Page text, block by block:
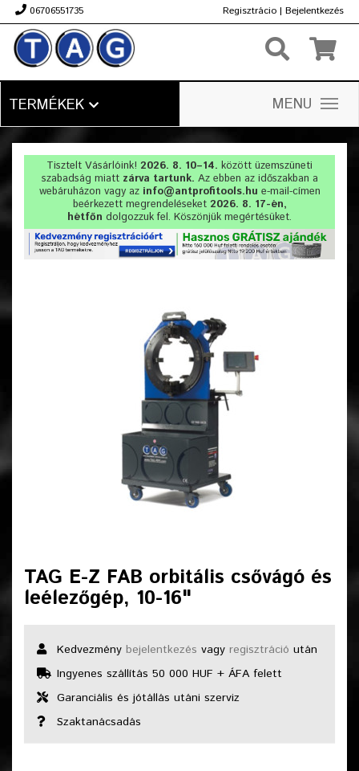
06706551735 Regisztrácio | Bejelentkezés
TERMÉKEK MENU
Tisztelt Vásárlóink! 2026. 8. 10–14. között üzemszüneti
szabadság miatt zárva tartunk. Az ebben az időszakban a
webáruházon vagy az info@antprofitools.hu e-mail-címen
beérkezett megrendeléseket 2026. 8. 17-én,
hétfőn dolgozzuk fel. Köszönjük megértésüket.
TAG E-Z FAB orbitális csővágó és
leélezőgép, 10-16"
Kedvezmény bejelentkezés vagy regisztráció után
Ingyenes szállítás 50 000 HUF + ÁFA felett
Garanciális és jótállás utáni szerviz
Szaktanácsadás